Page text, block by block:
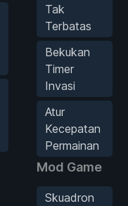
Tak
Terbatas
Bekukan
Timer
Invasi
Atur
Kecepatan
Permainan
Mod Game
Skuadron